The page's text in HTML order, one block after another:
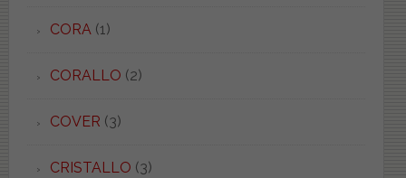
CORA(1)
CORALLO (2)
COVER (3)
CRISTALLO (3)